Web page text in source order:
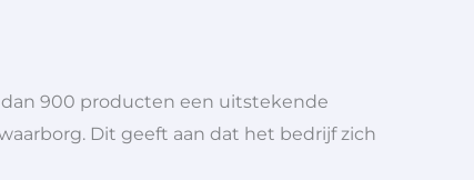
900 producten een uitstekende
Dit geeft aan dat het bedrijf zich